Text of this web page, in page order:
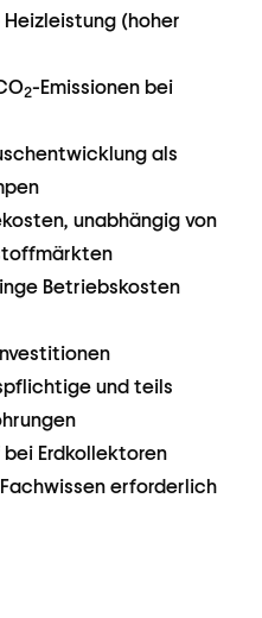
(hoher
2-Emissionen bei
als
unabhängig von
Betriebskosten
und teils
Erdkollektoren
erforderlich